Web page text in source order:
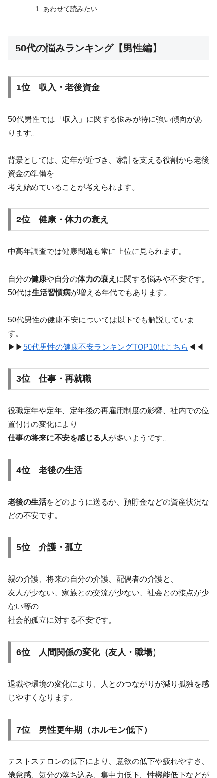
あわせて読みたい
50代の悩みランキング【男性編】
1位 収入・老後資金
50代男性では「収入」に関する悩みが特に強い傾向があ
ります。
背景としては、定年が近づき、家計を支える役割から老後
資金の準備を
考え始めていることが考えられます。
2位 健康・体力の衰え
中高年調査では健康問題も常に上位に見られます。
自分の健康や自分の体力の衰え に関する悩みや不安です。
50代は生活習慣病が増える年代でもあります。
50代男性の健康不安については以下でも解説していま
す。
▶︎▶︎50代男性の健康不安ランキングTOP10はこちら ◀︎◀︎
3位 仕事・再就職
役職定年や定年、定年後の再雇用制度の影響、社内での位
置付けの変化により
仕事の将来に不安を感じる人が多いようです。
4位 老後の生活
老後の生活をどのように送るか、預貯金などの資産状況な
どの不安です。
5位 介護・孤立
親の介護、将来の自分の介護、配偶者の介護と、
友人が少ない、家族との交流が少ない、社会との接点が少
ない等の
社会的孤立に対する不安です。
6位 人間関係の変化（友人・職場）
退職や環境の変化により、人とのつながりが減り孤独を感
じやすくなります。
7位 男性更年期（ホルモン低下）
テストステロンの低下により、意欲の低下や疲れやすさ、
倦怠感、気分の落ち込み、集中力低下、性機能低下などが